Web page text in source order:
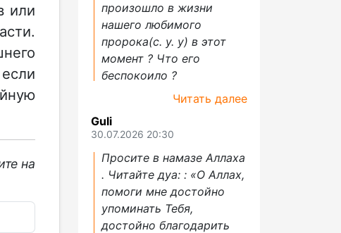
или
на
произошло в жизни
нашего любимого
пророка(с. у. у) в этот
момент ? Что его
беспокоило ?
Читать далее
Guli
30.07.2026 20:30
Просите в намазе Аллаха
. Читайте дуа: : «О Аллах,
помоги мне достойно
упоминать Тебя,
достойно благодарить